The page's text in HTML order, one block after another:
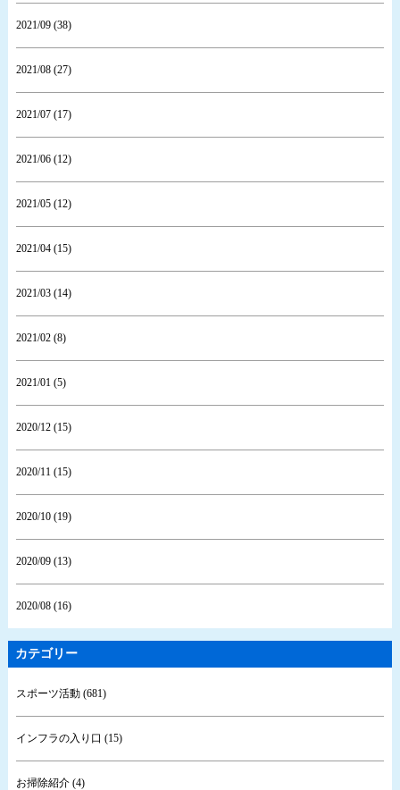
2021/09 (38)
2021/08 (27)
2021/07 (17)
2021/06 (12)
2021/05 (12)
2021/04 (15)
2021/03 (14)
2021/02 (8)
2021/01 (5)
2020/12 (15)
2020/11 (15)
2020/10 (19)
2020/09 (13)
2020/08 (16)
カテゴリー
スポーツ活動 (681)
インフラの入り口 (15)
お掃除紹介 (4)